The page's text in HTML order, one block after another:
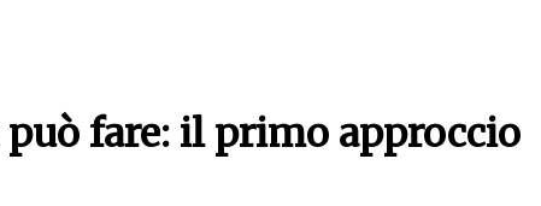
fare: il primo approccio